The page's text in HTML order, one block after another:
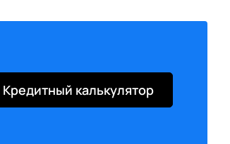
Y
Y
Y
Y
Y
Y
Y
Y
Кредитный калькулятор